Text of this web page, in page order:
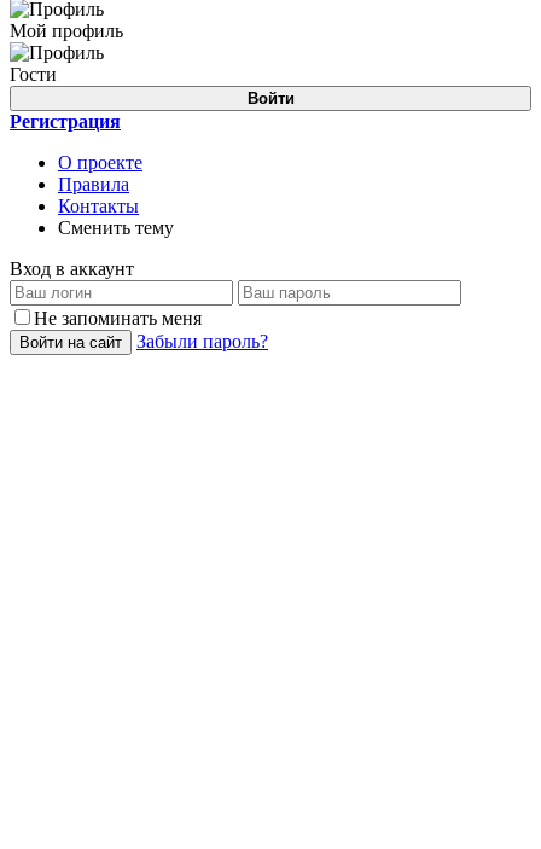
Мой профиль
Гости
Войти
Регистрация
О проекте
Правила
Контакты
Сменить тему
Вход в аккаунт
Не запоминать меня
Войти на сайт Забыли пароль?